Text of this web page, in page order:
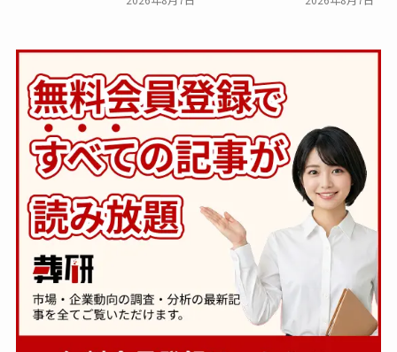
下。「大相続時代」でも家 ８ホール～Living～』オー